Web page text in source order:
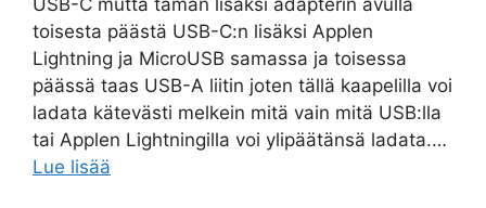
USB-C mutta tämän lisäksi adapterin avulla
toisesta päästä USB-C:n lisäksi Applen
Lightning ja MicroUSB samassa ja toisessa
päässä taas USB-A liitin joten tällä kaapelilla voi
ladata kätevästi melkein mitä vain mitä USB:lla
tai Applen Lightningilla voi ylipäätänsä ladata.…
Lue lisää